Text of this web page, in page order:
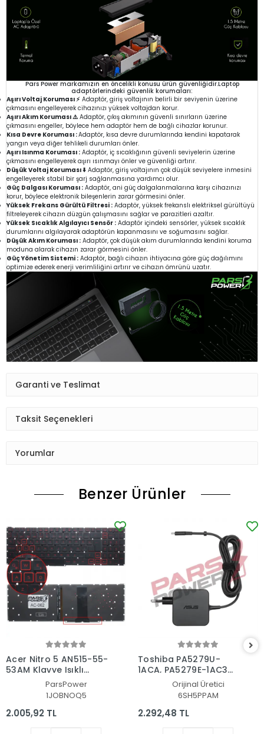
Pars Power markamızın en öncelikli konusu ürün güvenliğidir.Laptop
adaptörlerindeki güvenlik korumaları:
Aşırı Voltaj Koruması ⚡ Adaptör, giriş voltajının belirli bir seviyenin üzerine
çıkmasını engelleyerek cihazınızı yüksek voltajdan korur.
Aşırı Akım Koruması ⚠️Adaptör, çıkış akımının güvenli sınırların üzerine
çıkmasını engeller, böylece hem adaptör hem de bağlı cihazlar korunur.
Kısa Devre Koruması :Adaptör, kısa devre durumlarında kendini kapatarak
yangın veya diğer tehlikeli durumları önler.
Aşırı Isınma Koruması : Adaptör, iç sıcaklığının güvenli seviyelerin üzerine
çıkmasını engelleyerek aşırı ısınmayı önler ve güvenliği artırır.
Düşük Voltaj Koruması ⬇️ Adaptör, giriş voltajının çok düşük seviyelere inmesini
engelleyerek stabil bir şarj sağlanmasına yardımcı olur.
Güç Dalgası Koruması : Adaptör, ani güç dalgalanmalarına karşı cihazınızı
korur, böylece elektronik bileşenlerin zarar görmesini önler.
Yüksek Frekans Gürültü Filtresi : Adaptör, yüksek frekanslı elektriksel gürültüyü
filtreleyerek cihazın düzgün çalışmasını sağlar ve parazitleri azaltır.
Yüksek Sıcaklık Algılayıcı Sensör : Adaptör içindeki sensörler, yüksek sıcaklık
durumlarını algılayarak adaptörün kapanmasını ve soğumasını sağlar.
Düşük Akım Koruması : Adaptör, çok düşük akım durumlarında kendini koruma
moduna alarak cihazın zarar görmesini önler.
Güç Yönetim Sistemi : Adaptör, bağlı cihazın ihtiyacına göre güç dağılımını
optimize ederek enerji verimliliğini artırır ve cihazın ömrünü uzatır.
Garanti ve Teslimat
Taksit Seçenekleri
Yorumlar
Benzer Ürünler
Acer Nitro 5 AN515-55-
53AM Klavye Işıklı
(Siyah TR)ParsPower
1JOBNOQ5
2.005,92 TL
Toshiba PA5279U-
1ACA, PA5279E-1AC3
Adaptör Şarj Aleti-
Orijinal Üretici
6SH5PPAM
2.292,48 TL